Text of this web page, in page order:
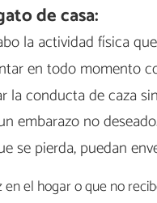
de casa:
la actividad física
en todo momento
la conducta de caza
embarazo no
se pierda, puedan
el hogar o que no